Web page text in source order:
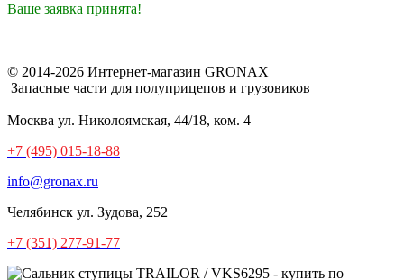
Ваше заявка принята!
© 2014-2026 Интернет-магазин GRONAX
Запасные части для полуприцепов и грузовиков
Москва ул. Николоямская, 44/18, ком. 4
+7 (495) 015-18-88
info@gronax.ru
Челябинск ул. Зудова, 252
+7 (351) 277-91-77